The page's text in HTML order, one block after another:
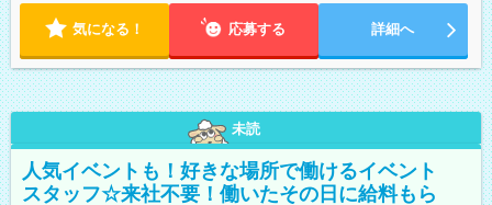
気になる！ 応募する 詳細へ
未読
人気イベントも！好きな場所で働けるイベント
スタッフ☆来社不要！働いたその日に給料もら